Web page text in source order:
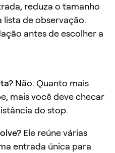
reduza o tamanho
lista de observação.
antes de escolher a
Não. Quanto mais
mais você deve checar
do stop.
Ele reúne várias
entrada única para